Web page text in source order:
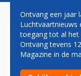
SAO
KLM-777
Ontvang een jaar
Luchtvaartnieuws
toegang tot al het
Ontvang tevens
Magazine in de